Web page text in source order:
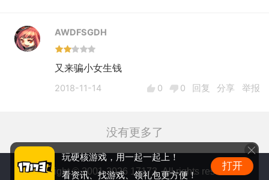
AWDFSGDH
又来骗小女生钱
2018-11-14 0 0 回复 分享 举报
没有更多了
Copyright © 2001-2026 17173. All rights reserved.
玩硬核游戏，用一起一起上！
看资讯、找游戏、领礼包更方便！
打开